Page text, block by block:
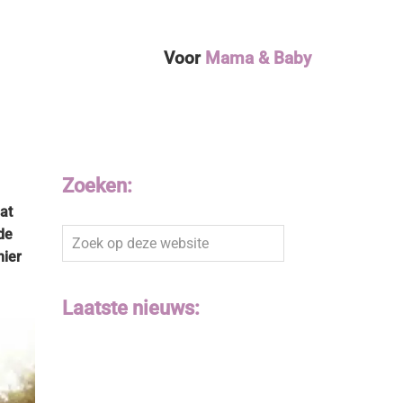
VoorMama & Baby
Zoeken:
Zoek
op
website
Laatste nieuws: